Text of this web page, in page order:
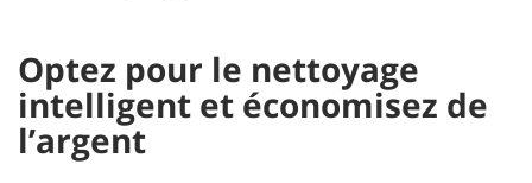
Optez pour le nettoyage
intelligent et économisez de
l’argent